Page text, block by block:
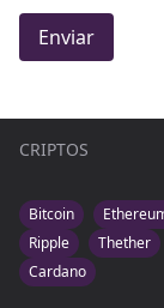
Enviar
CRIPTOS
Bitcoin
Ripple
Thether
Cardano